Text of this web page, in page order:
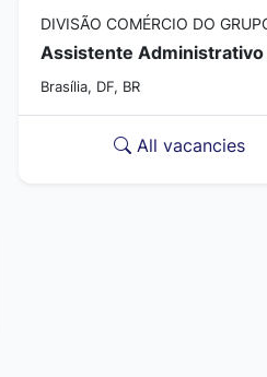
Brasília, DF, BR
All vacancies